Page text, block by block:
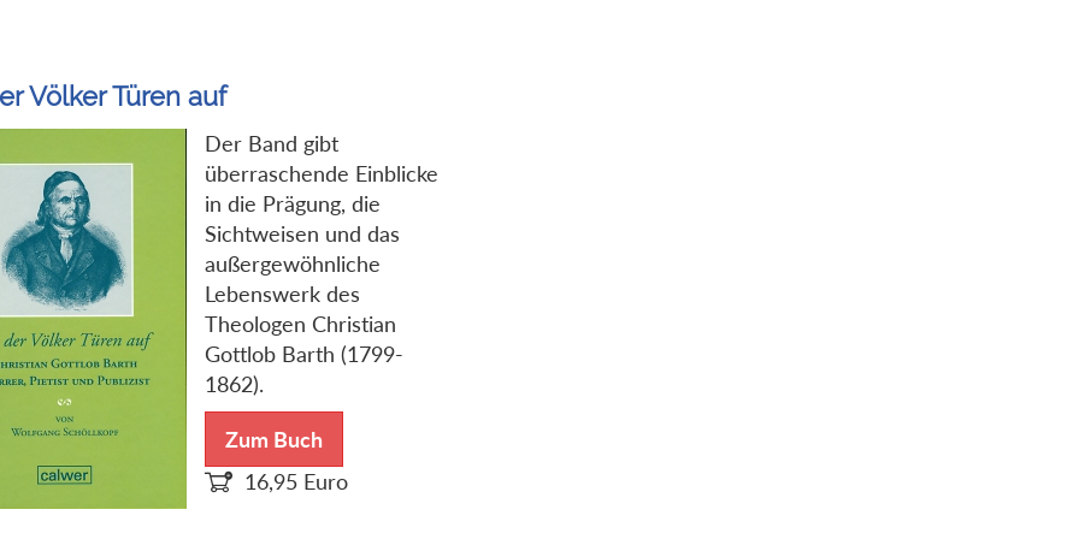
Völker Türen auf
Der Band gibt
überraschende Einblicke
in die Prägung, die
Sichtweisen und das
außergewöhnliche
Lebenswerk des
Theologen Christian
Gottlob Barth (1799-
1862).
Zum Buch
16,95 Euro